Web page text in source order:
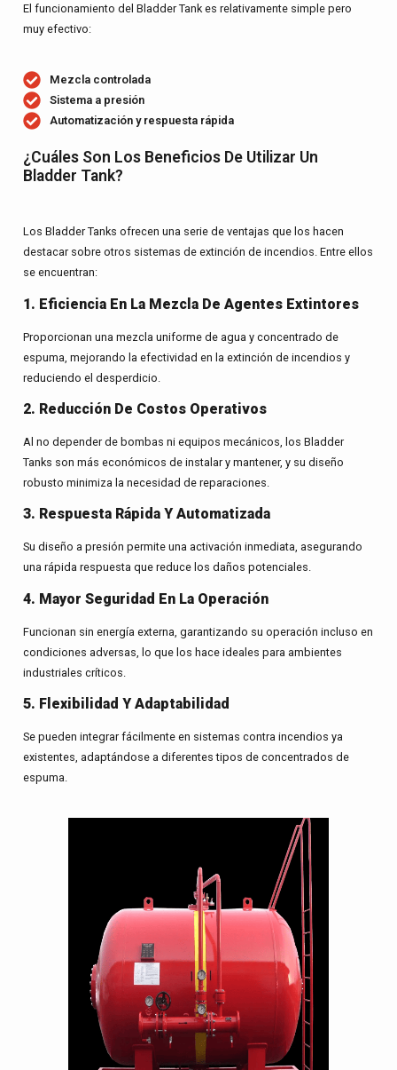
El funcionamiento del Bladder Tank es relativamente simple pero
muy efectivo:
Mezcla controlada
Sistema a presión
Automatización y respuesta rápida
¿Cuáles Son Los Beneficios De Utilizar Un
Bladder Tank?
Los Bladder Tanks ofrecen una serie de ventajas que los hacen
destacar sobre otros sistemas de extinción de incendios. Entre ellos
se encuentran:
1. Eficiencia En La Mezcla De Agentes Extintores
Proporcionan una mezcla uniforme de agua y concentrado de
espuma, mejorando la efectividad en la extinción de incendios y
reduciendo el desperdicio.
2. Reducción De Costos Operativos
Al no depender de bombas ni equipos mecánicos, los Bladder
Tanks son más económicos de instalar y mantener, y su diseño
robusto minimiza la necesidad de reparaciones.
3. Respuesta Rápida Y Automatizada
Su diseño a presión permite una activación inmediata, asegurando
una rápida respuesta que reduce los daños potenciales.
4. Mayor Seguridad En La Operación
Funcionan sin energía externa, garantizando su operación incluso en
condiciones adversas, lo que los hace ideales para ambientes
industriales críticos.
5. Flexibilidad Y Adaptabilidad
Se pueden integrar fácilmente en sistemas contra incendios ya
existentes, adaptándose a diferentes tipos de concentrados de
espuma.